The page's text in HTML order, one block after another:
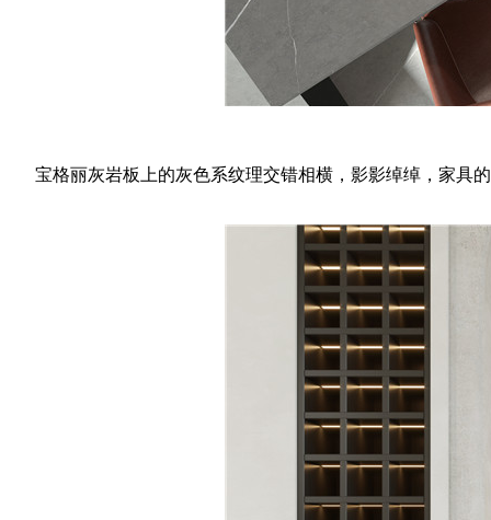
宝格丽灰岩板上的灰色系纹理交错相横，影影绰绰，家具